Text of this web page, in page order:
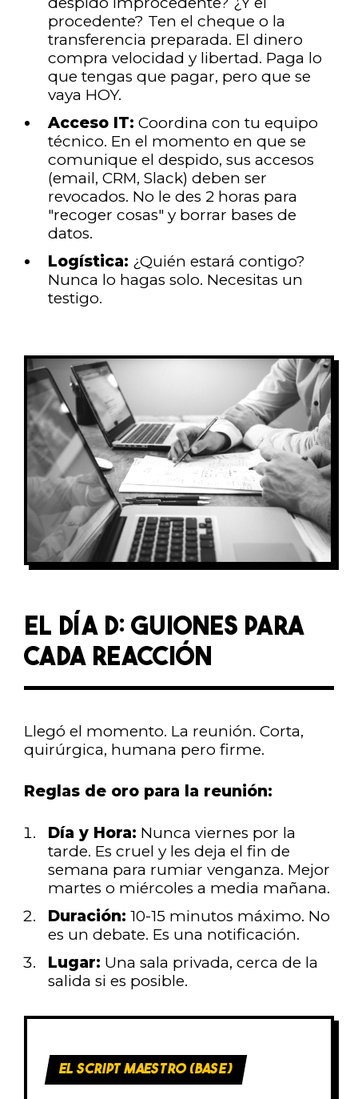
procedente? Ten el cheque o la
transferencia preparada. El dinero
compra velocidad y libertad. Paga lo
que tengas que pagar, pero que se
vaya HOY.
Acceso IT: Coordina con tu equipo
técnico. En el momento en que se
comunique el despido, sus accesos
(email, CRM, Slack) deben ser
revocados. No le des 2 horas para
"recoger cosas" y borrar bases de
datos.
Logística: ¿Quién estará contigo?
Nunca lo hagas solo. Necesitas un
testigo.
EL DÍA D: GUIONES PARA
CADA REACCIÓN
Llegó el momento. La reunión. Corta,
quirúrgica, humana pero firme.
Reglas de oro para la reunión:
Día y Hora: Nunca viernes por la
tarde. Es cruel y les deja el fin de
semana para rumiar venganza. Mejor
martes o miércoles a media mañana.
Duración: 10-15 minutos máximo. No
es un debate. Es una notificación.
Lugar: Una sala privada, cerca de la
salida si es posible.
EL SCRIPT MAESTRO (BASE)